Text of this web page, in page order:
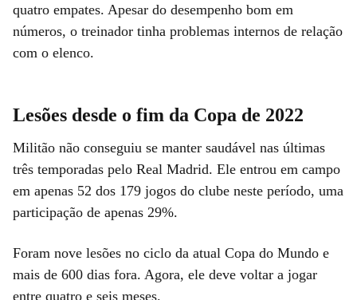
quatro empates. Apesar do desempenho bom em
números, o treinador tinha problemas internos de relação
com o elenco.
Lesões desde o fim da Copa de 2022
Militão não conseguiu se manter saudável nas últimas
três temporadas pelo Real Madrid. Ele entrou em campo
em apenas 52 dos 179 jogos do clube neste período, uma
participação de apenas 29%.
Foram nove lesões no ciclo da atual Copa do Mundo e
mais de 600 dias fora. Agora, ele deve voltar a jogar
entre quatro e seis meses.